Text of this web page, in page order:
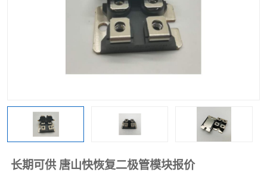
长期可供 唐山快恢复二极管模块报价